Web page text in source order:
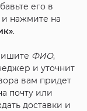
его в
нажмите на
.
ФИО,
и уточнит
вам придет
почту или
доставки и